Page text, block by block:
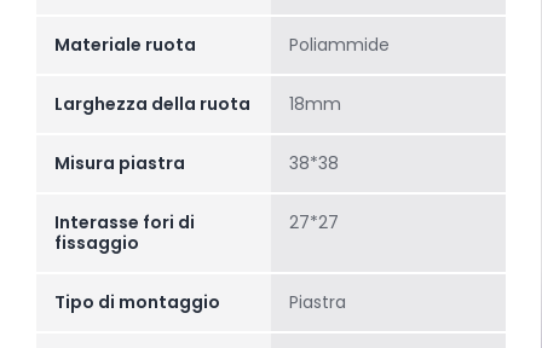
Materiale ruota Poliammide
Larghezza della ruota 18mm
Misura piastra 38*38
Interasse fori di
fissaggio
27*27
Tipo di montaggio Piastra